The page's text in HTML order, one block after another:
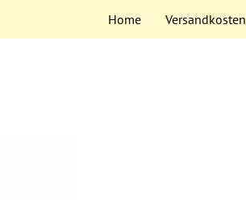
Home Versandkosten